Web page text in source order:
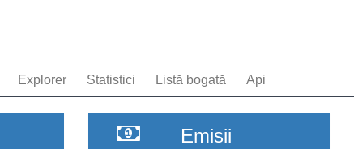
Explorer Statistici Listă bogată Api
Emisii